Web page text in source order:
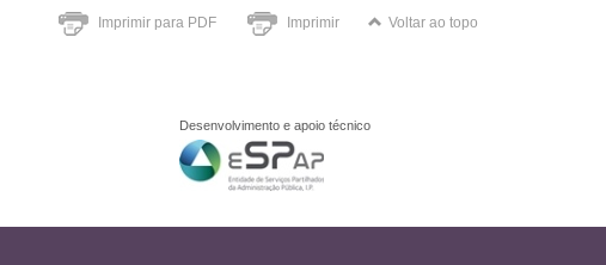
Imprimir para PDF Imprimir Voltar ao topo
Desenvolvimento e apoio técnico